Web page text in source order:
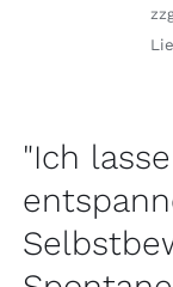
"Ich